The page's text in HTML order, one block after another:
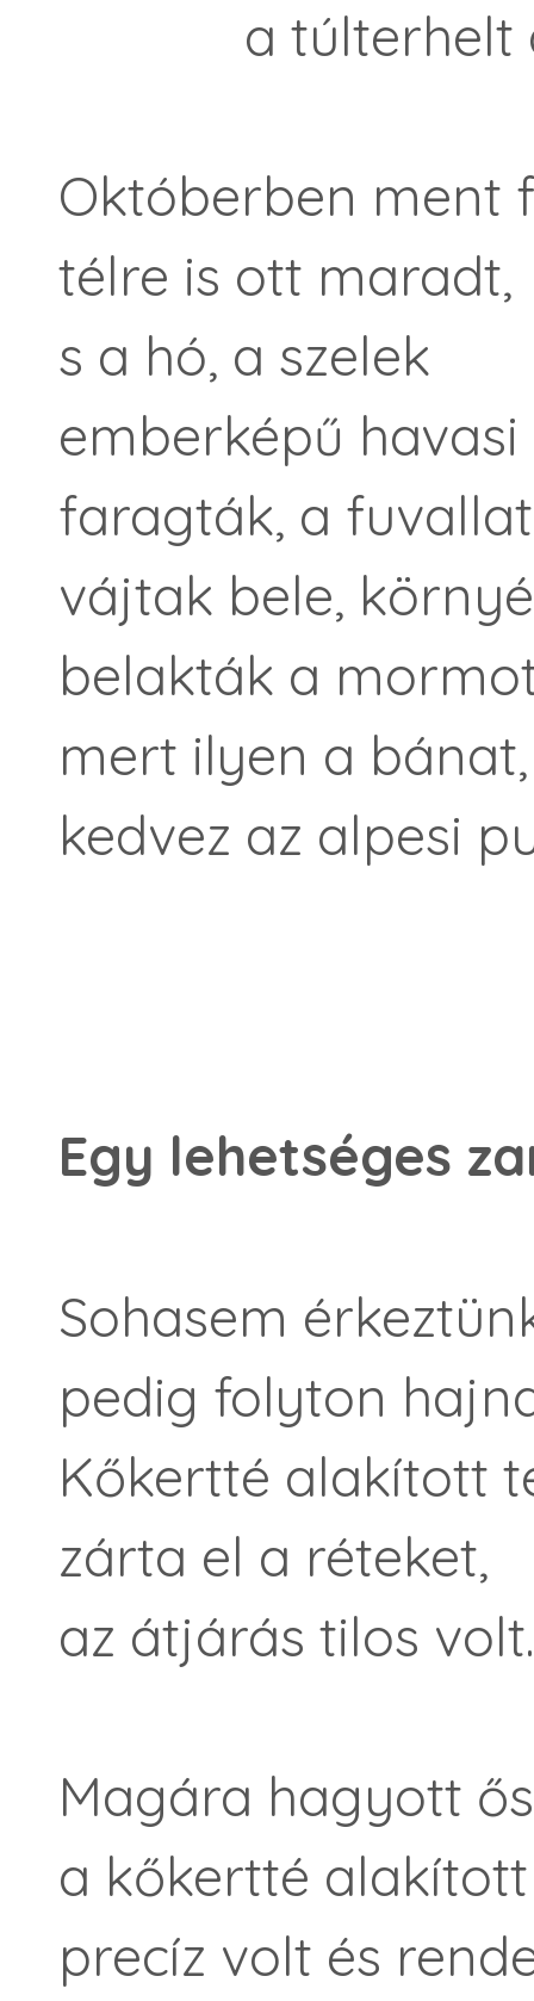
a túlterhelt
Októberben ment
télre is ott maradt,
s a hó, a szelek
emberképű havasi
faragták, a
vájtak bele,
belakták a
mert ilyen a bánat,
kedvez az alpesi
Egy lehetséges
Sohasem
pedig folyton
Kőkertté alakított
zárta el a réteket,
az átjárás tilos
Magára hagyott
a kőkertté
precíz volt és